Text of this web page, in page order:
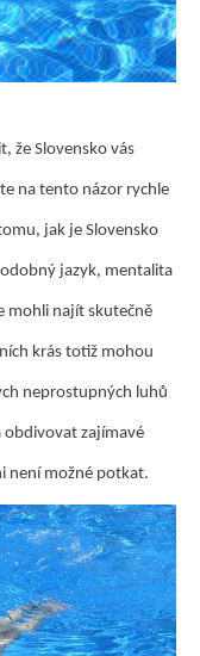
že Slovensko vás
na tento názor rychle
jak je Slovensko
jazyk, mentalita
mohli najít skutečně
krás totiž mohou
neprostupných luhů
obdivovat zajímavé
není možné potkat.